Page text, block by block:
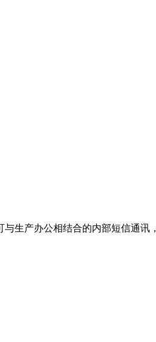
生产办公相结合的内部短信通讯，